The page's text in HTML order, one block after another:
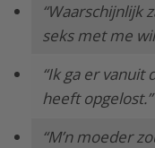
“Waarschijnlijk
seks met me
“Ik ga er vanuit
heeft opgelost.”
“M’n moeder